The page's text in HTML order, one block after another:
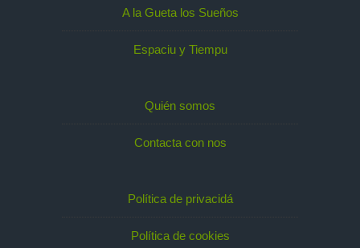
A la Gueta los Sueños
Espaciu y Tiempu
Quién somos
Contacta con nos
Política de privacidá
Política de cookies